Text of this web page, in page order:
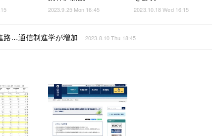
2023.9.25 Mon 16:45 2023.10.18 Wed 16:15
路…通信制進学が増加 2023.8.10 Thu 18:45